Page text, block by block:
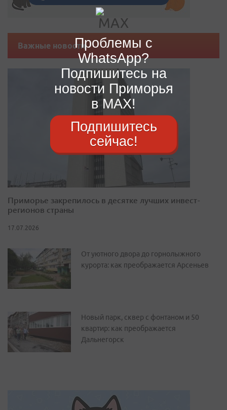
Важные новости
Приморье закрепилось в десятке лучших инвест-
регионов страны
17.07.2026
От уютного двора до горнолыжного
курорта: как преображается Арсеньев
Новый парк, сквер с фонтаном и 50
квартир: как преображается
Дальнегорск
Проблемы с
WhatsApp?
Подпишитесь на
новости Приморья
в MAX!
Подпишитесь
сейчас!